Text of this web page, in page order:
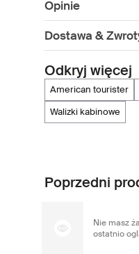
Opinie
Dostawa &
Odkryj więcej
american tourister
walizki kabinowe
Poprzedni
Nie masz
ostatnio